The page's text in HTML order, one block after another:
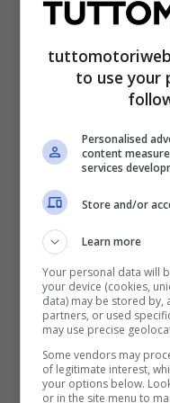
estesa. In
riscontrando con
in passato con
GPL, ecco
to use your
Personalised
content
services
Store and/or
Learn more
Your personal data will
your device (cookies,
data) may be stored by,
partners, or used
may use precise
Some vendors may
of legitimate interest,
your options below.
or in the site menu to